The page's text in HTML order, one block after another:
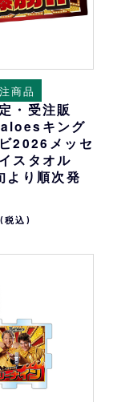
商品
・受注販
キング
2026メッセ
スタオル
より順次発
(税込)